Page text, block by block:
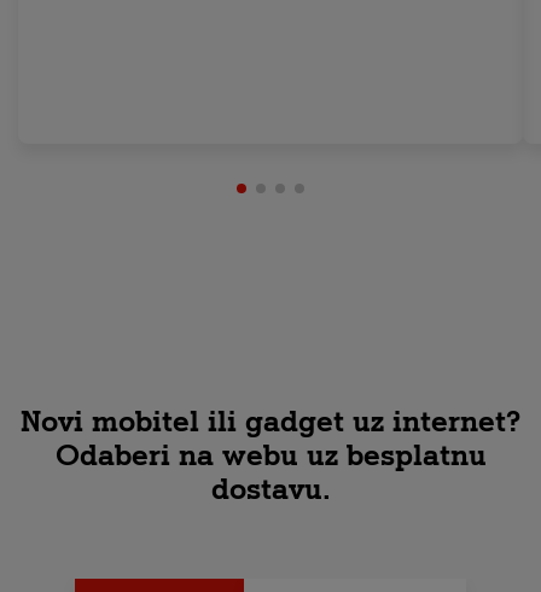
Novi mobitel ili gadget uz internet?
Odaberi na webu uz besplatnu
dostavu.